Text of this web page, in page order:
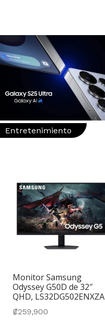
Entretenimiento
Monitor Samsung
Odyssey G50D de 32″
QHD, LS32DG502ENXZA
₡259,900